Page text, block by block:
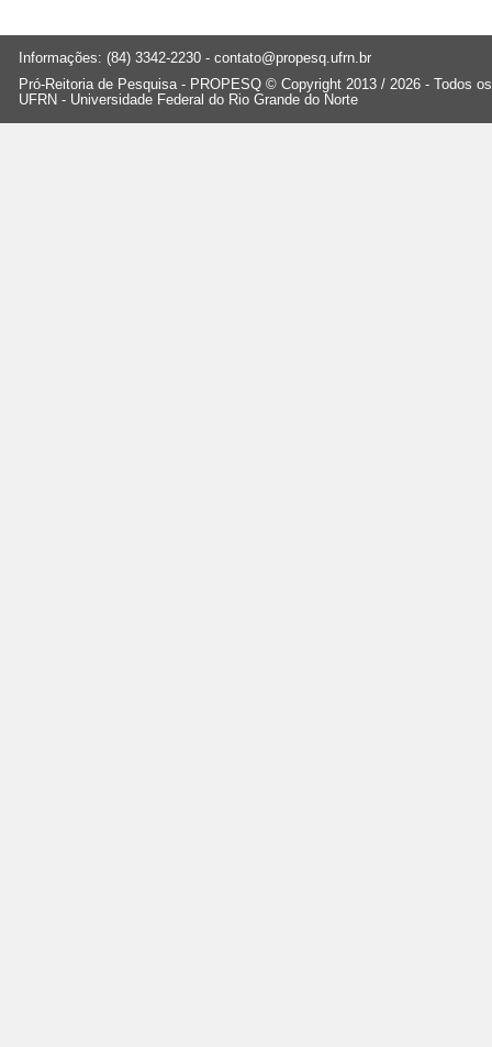
Informações: (84) 3342-2230 - contato@propesq.ufrn.br
Pró-Reitoria de Pesquisa - PROPESQ © Copyright 2013 / 2026 - Todos
UFRN - Universidade Federal do Rio Grande do Norte